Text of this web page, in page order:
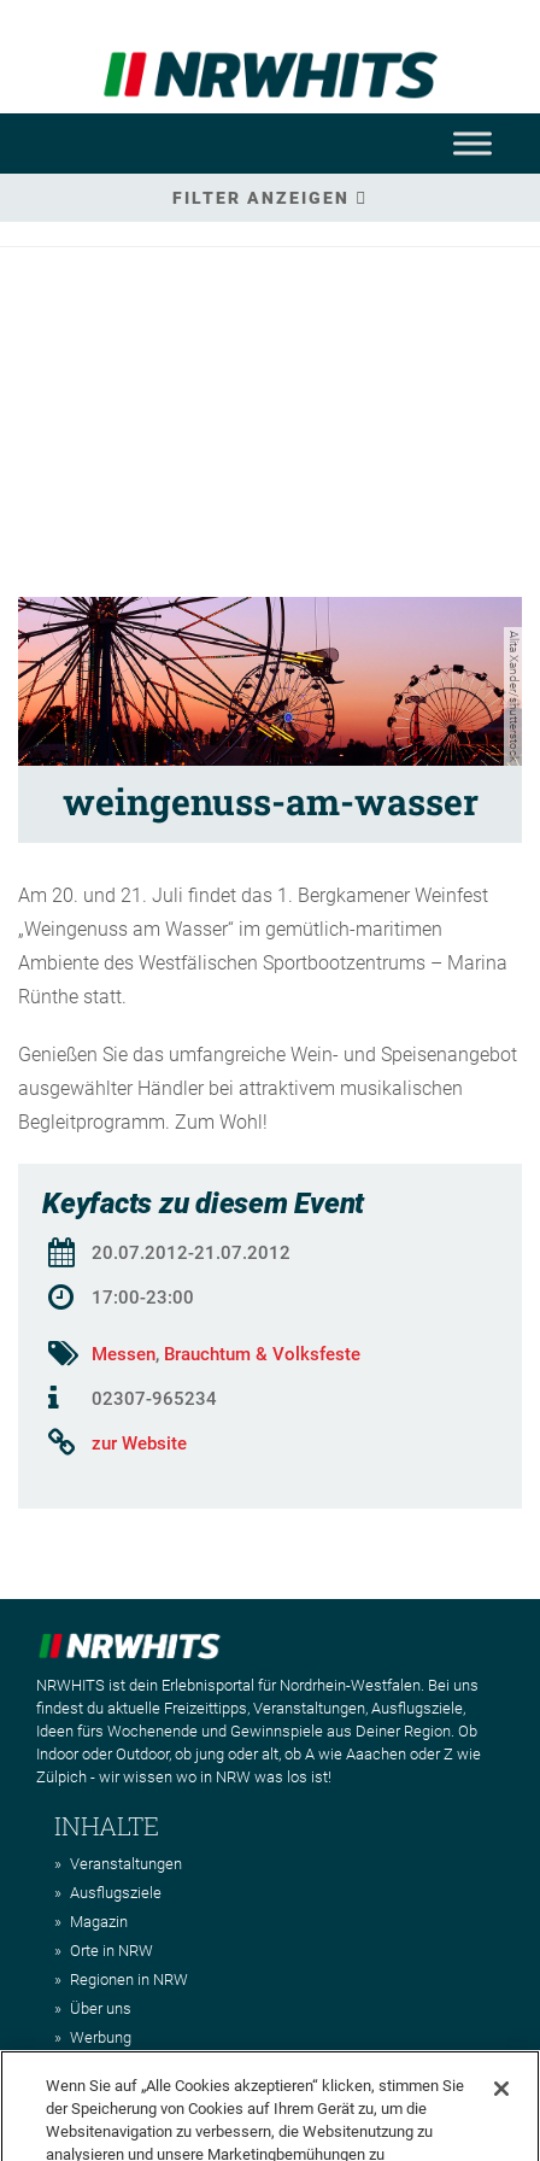
FILTER ANZEIGEN
Alita Xander/shutterstock
weingenuss-am-wasser
Am 20. und 21. Juli findet das 1. Bergkamener Weinfest
„Weingenuss am Wasser“ im gemütlich-maritimen
Ambiente des Westfälischen Sportbootzentrums – Marina
Rünthe statt.
Genießen Sie das umfangreiche Wein- und Speisenangebot
ausgewählter Händler bei attraktivem musikalischen
Begleitprogramm. Zum Wohl!
Keyfacts zu diesem Event
20.07.2012-21.07.2012
17:00-23:00
Messen, Brauchtum & Volksfeste
02307-965234
zur Website
NRWHITS ist dein Erlebnisportal für Nordrhein-Westfalen. Bei uns
findest du aktuelle Freizeittipps, Veranstaltungen, Ausflugsziele,
Ideen fürs Wochenende und Gewinnspiele aus Deiner Region. Ob
Indoor oder Outdoor, ob jung oder alt, ob A wie Aaachen oder Z wie
Zülpich - wir wissen wo in NRW was los ist!
INHALTE
Veranstaltungen
Ausflugsziele
Magazin
Orte in NRW
Regionen in NRW
Über uns
Werbung
Impressum
AGB
Datenschutz
Wenn Sie auf „Alle Cookies akzeptieren“ klicken, stimmen Sie
der Speicherung von Cookies auf Ihrem Gerät zu, um die
Websitenavigation zu verbessern, die Websitenutzung zu
analysieren und unsere Marketingbemühungen zu